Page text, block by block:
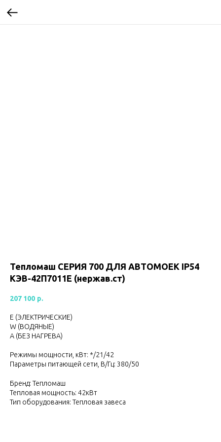
Тепломаш CЕРИЯ 700 ДЛЯ АВТОМОЕК IP54
КЭВ-42П7011Е (нержав.ст)
207 100 р.
Е (ЭЛЕКТРИЧЕСКИЕ)
W (ВОДЯНЫЕ)
А (БЕЗ НАГРЕВА)
Режимы мощности, кВт: */21/42
Параметры питающей сети, В/Гц: 380/50
Бренд: Тепломаш
Тепловая мощность: 42кВт
Тип оборудования: Тепловая завеса